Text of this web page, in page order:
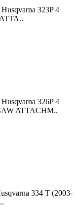
Husqvarna 323P 4
Husqvarna 326P 4
ATTACHM..
334 T (2003-